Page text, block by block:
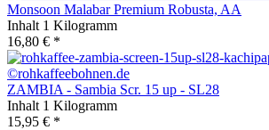
Monsoon Malabar Premium Robusta, AA
Inhalt 1 Kilogramm
16,80 € *
ZAMBIA - Sambia Scr. 15 up - SL28
Inhalt 1 Kilogramm
15,95 € *